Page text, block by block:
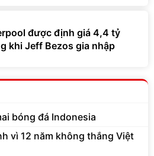
được định giá 4,4 tỷ
khi Jeff Bezos gia nhập
bóng đá Indonesia
vì 12 năm không thắng Việt